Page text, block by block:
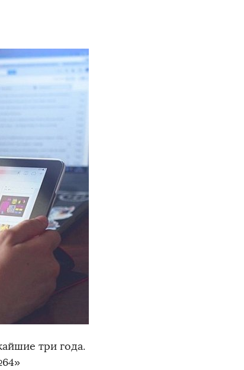
три года.